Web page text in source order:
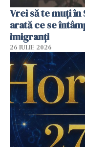
Vrei să te muți în
arată ce se
imigranți
26 IULIE 2026